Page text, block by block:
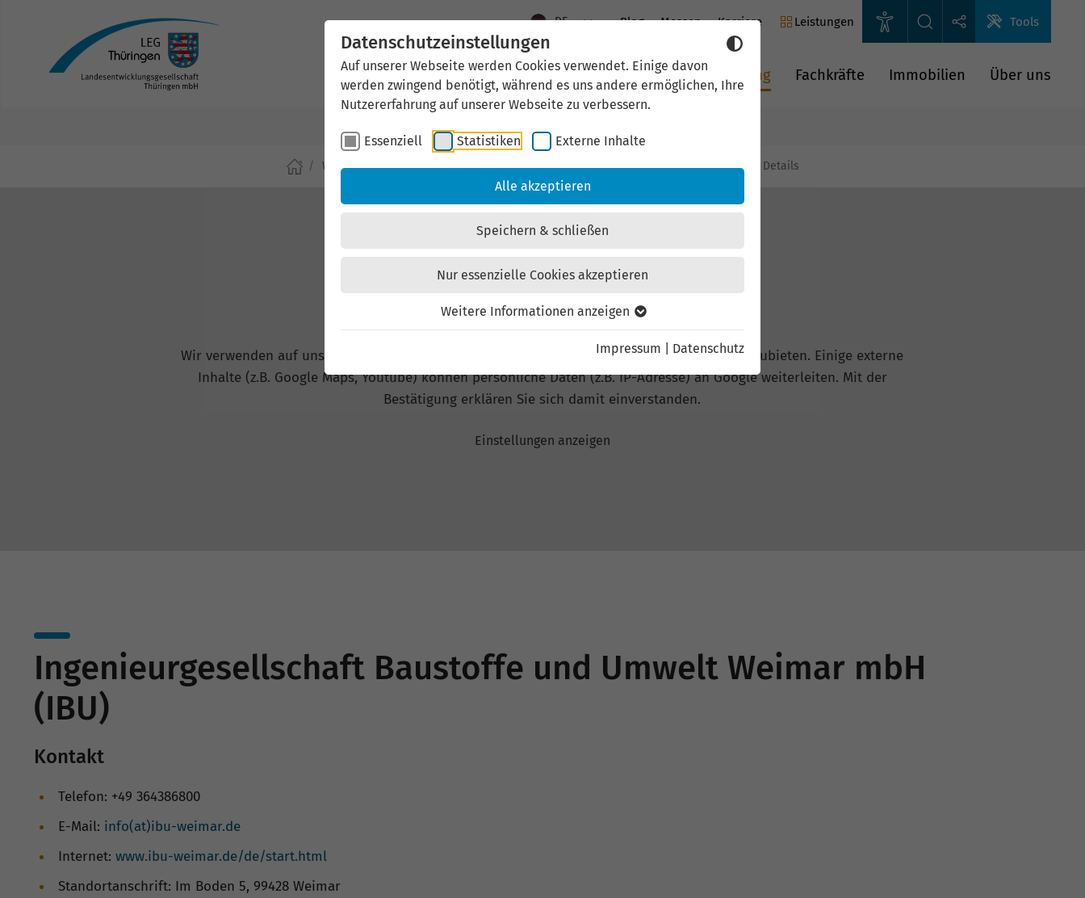
Datenschutzeinstellungen
Auf unserer Webseite werden Cookies verwendet. Einige davon
werden zwingend benötigt, während es uns andere ermöglichen, Ihre
Nutzererfahrung auf unserer Webseite zu verbessern.
Essenziell Statistiken Externe Inhalte
Alle akzeptieren
Speichern & schließen
Nur essenzielle Cookies akzeptieren
Weitere Informationen anzeigen
Impressum Datenschutz
DE Blog Messen Karriere Leistungen Tools
Aktuelles Standort Thüringen Wirtschaftsförderung Fachkräfte Immobilien Über uns
Wirtschaftsförderung Investieren & Ansiedeln Unternehmen & Technologien Details
Externen Inhalt laden
Wir verwenden auf unserer Website externe Inhalte, um Ihnen zusätzliche Informationen anzubieten. Einige externe
Inhalte (z.B. Google Maps, Youtube) können persönliche Daten (z.B. IP-Adresse) an Google weiterleiten. Mit der
Bestätigung erklären Sie sich damit einverstanden.
Einstellungen anzeigen
Ingenieurgesellschaft Baustoffe und Umwelt Weimar mbH
(IBU)
Kontakt
Telefon: +49 364386800
E-Mail: info(at)ibu-weimar.de
Internet: www.ibu-weimar.de/de/start.html
Standortanschrift: Im Boden 5, 99428 Weimar